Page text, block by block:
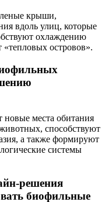
крыши,
вдоль улиц, которые
охлаждению
островов».
места обитания
способствуют
а также формируют
системы
решения
биофильные